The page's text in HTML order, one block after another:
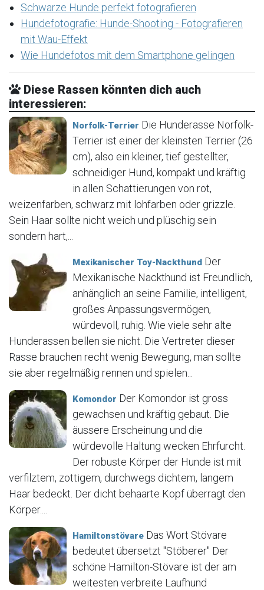
Schwarze Hunde perfekt fotografieren
Hundefotografie: Hunde-Shooting - Fotografieren
mit Wau-Effekt
Wie Hundefotos mit dem Smartphone gelingen
Diese Rassen könnten dich auch
interessieren:
Norfolk-Terrier Die Hunderasse Norfolk-
Terrier ist einer der kleinsten Terrier (26
cm), also ein kleiner, tief gestellter,
schneidiger Hund, kompakt und kräftig
in allen Schattierungen von rot,
weizenfarben, schwarz mit lohfarben oder grizzle.
Sein Haar sollte nicht weich und plüschig sein
sondern hart,...
Mexikanischer Toy-Nackthund Der
Mexikanische Nackthund ist Freundlich,
anhänglich an seine Familie, intelligent,
großes Anpassungsvermögen,
würdevoll, ruhig. Wie viele sehr alte
Hunderassen bellen sie nicht. Die Vertreter dieser
Rasse brauchen recht wenig Bewegung, man sollte
sie aber regelmäßig rennen und spielen...
Komondor Der Komondor ist gross
gewachsen und kräftig gebaut. Die
äussere Erscheinung und die
würdevolle Haltung wecken Ehrfurcht.
Der robuste Körper der Hunde ist mit
verfilztem, zottigem, durchwegs dichtem, langem
Haar bedeckt. Der dicht behaarte Kopf überragt den
Körper....
Hamiltonstövare Das Wort Stövare
bedeutet übersetzt "Stöberer" Der
schöne Hamilton-Stövare ist der am
weitesten verbreite Laufhund